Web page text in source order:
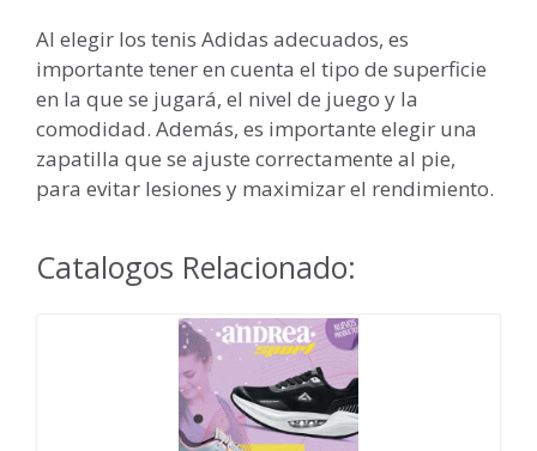
Al elegir los tenis Adidas adecuados, es
importante tener en cuenta el tipo de superficie
en la que se jugará, el nivel de juego y la
comodidad. Además, es importante elegir una
zapatilla que se ajuste correctamente al pie,
para evitar lesiones y maximizar el rendimiento.
Catalogos Relacionado: